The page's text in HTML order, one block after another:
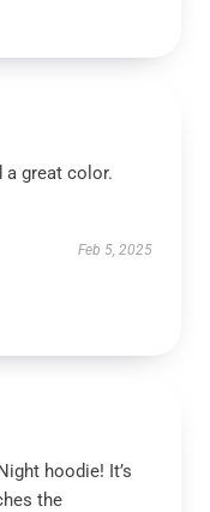
a great color.
Feb 5, 2025
hoodie! It’s
the